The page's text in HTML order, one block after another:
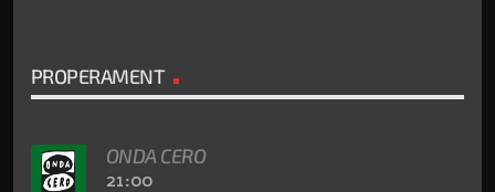
PROPERAMENT
ONDA CERO
21:00